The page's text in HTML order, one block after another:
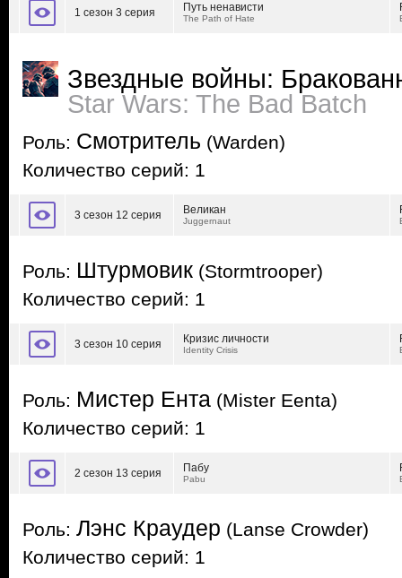
1 сезон 3 серия Путь ненависти
The Path of Hate
Звездные войны:
Star Wars: The Bad Batch
Роль: Смотритель (Warden)
Количество серий: 1
3 сезон 12 серия Великан
Juggernaut
Роль: Штурмовик (Stormtrooper)
Количество серий: 1
3 сезон 10 серия Кризис личности
Identity Crisis
Роль: Мистер Ента (Mister Eenta)
Количество серий: 1
2 сезон 13 серия Пабу
Pabu
Роль: Лэнс Краудер (Lanse Crowder)
Количество серий: 1